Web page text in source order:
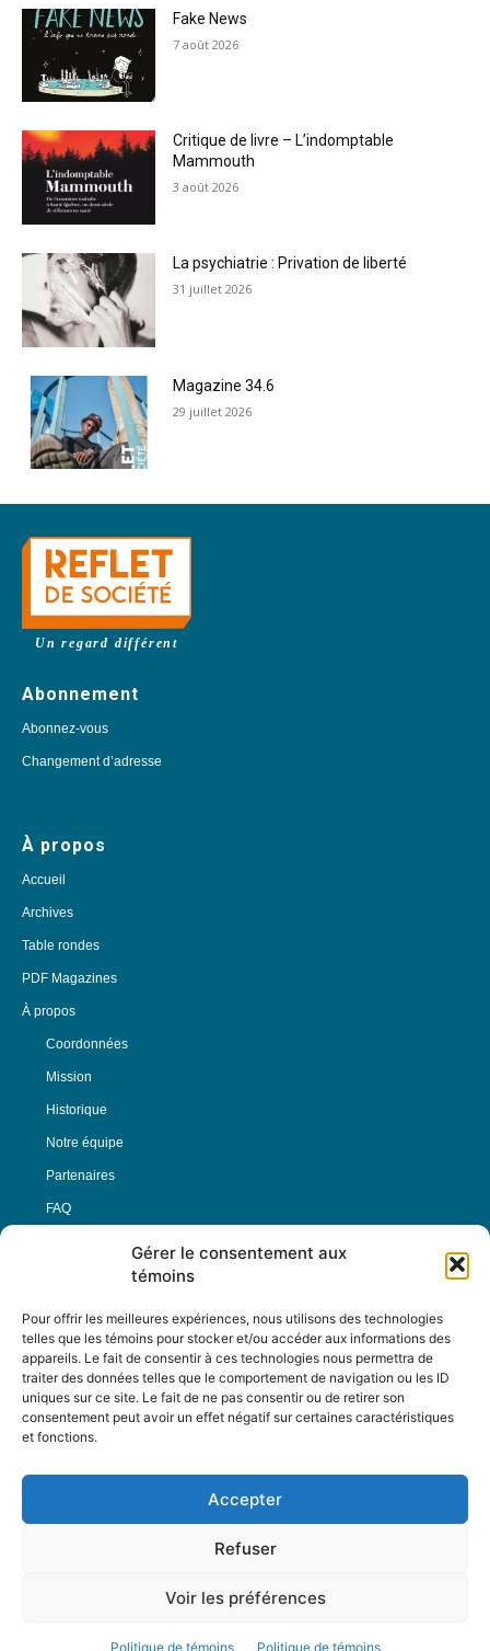
Gérer le consentement aux
témoins
Pour offrir les meilleures expériences, nous utilisons des technologies
telles que les témoins pour stocker et/ou accéder aux informations des
appareils. Le fait de consentir à ces technologies nous permettra de
traiter des données telles que le comportement de navigation ou les ID
uniques sur ce site. Le fait de ne pas consentir ou de retirer son
consentement peut avoir un effet négatif sur certaines caractéristiques
et fonctions.
Accepter
Refuser
Voir les préférences
Politique de témoins Politique de témoins
Fake News
7 août 2026
Critique de livre – L’indomptable
Mammouth
3 août 2026
La psychiatrie : Privation de liberté
31 juillet 2026
Magazine 34.6
29 juillet 2026
Un regard différent
Abonnement
Abonnez-vous
Changement d’adresse
À propos
Accueil
Archives
Table rondes
PDF Magazines
À propos
Coordonnées
Mission
Historique
Notre équipe
Partenaires
FAQ
Nous Suivre
Contactez-nous :
12-3894 rue Sainte-Catherine Est,